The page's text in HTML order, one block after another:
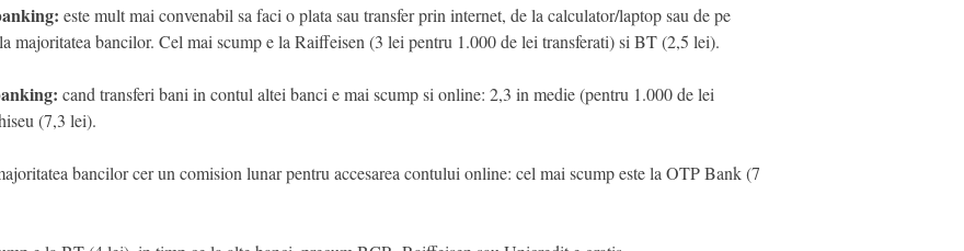
este mult mai convenabil sa faci o plata sau transfer prin internet, de la calculator/laptop sau de pe
majoritatea bancilor. Cel mai scump e la Raiffeisen (3 lei pentru 1.000 de lei transferati) si BT (2,5 lei).
cand transferi bani in contul altei banci e mai scump si online: 2,3 in medie (pentru 1.000 de lei
(7,3 lei).
bancilor cer un comision lunar pentru accesarea contului online: cel mai scump este la OTP Bank (7